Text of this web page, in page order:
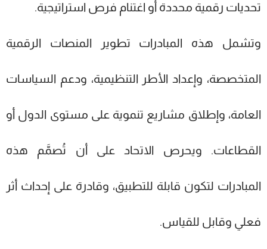
تحديات رقمية محددة أو اغتنام فرص استراتيجية.
وتشمل هذه المبادرات تطوير المنصات الرقمية
المتخصصة، وإعداد الأطر التنظيمية، ودعم السياسات
العامة، وإطلاق مشاريع تنموية على مستوى الدول أو
القطاعات. ويحرص الاتحاد على أن تُصمَّم هذه
المبادرات لتكون قابلة للتطبيق، وقادرة على إحداث أثر
فعلي وقابل للقياس.